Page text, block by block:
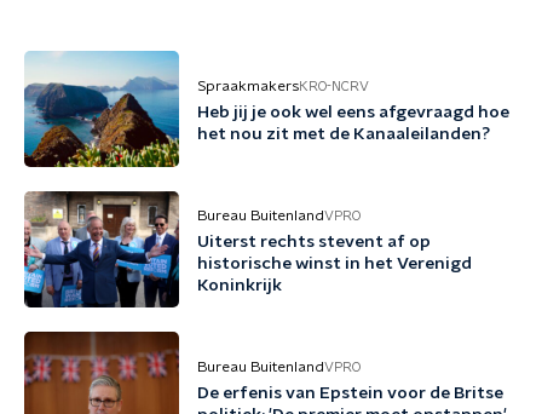
SpraakmakersKRO-NCRV
Heb jij je ook wel eens afgevraagd hoe
het nou zit met de Kanaaleilanden?
Bureau BuitenlandVPRO
Uiterst rechts stevent af op
historische winst in het Verenigd
Koninkrijk
Bureau BuitenlandVPRO
De erfenis van Epstein voor de Britse